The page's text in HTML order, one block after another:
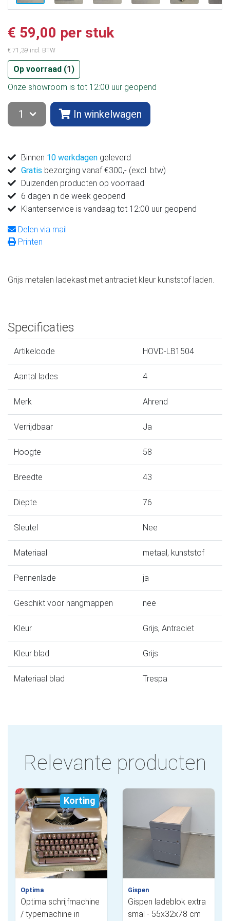
€ 59,00 per stuk
€ 71,39 incl. BTW
Op voorraad (1)
Onze showroom is tot 12:00 uur geopend
In winkelwagen
Binnen 10 werkdagen geleverd
Gratis bezorging vanaf €300,- (excl. btw)
Duizenden producten op voorraad
6 dagen in de week geopend
Klantenservice is vandaag tot 12:00 uur geopend
Delen via mail
Printen
Grijs metalen ladekast met antraciet kleur kunststof laden.
Specificaties
Artikelcode HOVD-LB1504
Aantal lades 4
Merk Ahrend
Verrijdbaar Ja
Hoogte 58
Breedte 43
Diepte 76
Sleutel Nee
Materiaal metaal, kunststof
Pennenlade ja
Geschikt voor hangmappen nee
Kleur Grijs, Antraciet
Kleur blad Grijs
Materiaal blad Trespa
Relevante producten
Korting
Optima
Optima schrijfmachine
/ typemachine in
Gispen
Gispen ladeblok extra
smal - 55x32x78 cm